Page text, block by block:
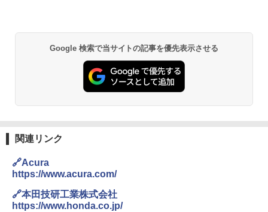
Google 検索で当サイトの記事を優先表示させる
関連リンク
🔗Acura
https://www.acura.com/
🔗本田技研工業株式会社
https://www.honda.co.jp/